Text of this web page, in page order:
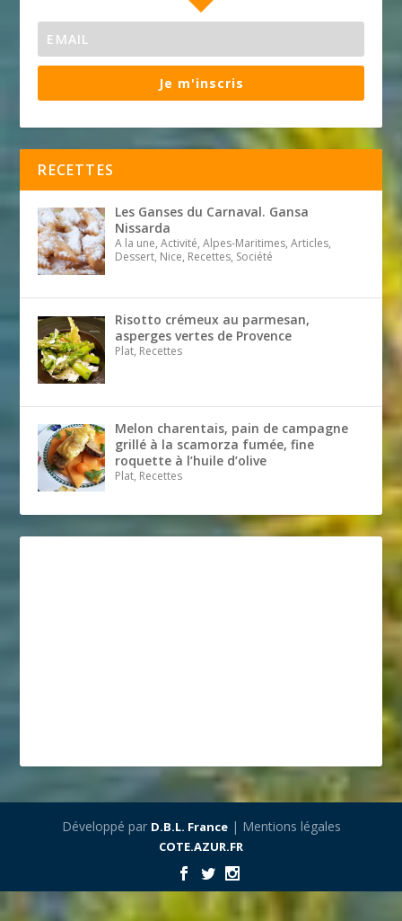
Je m'inscris
RECETTES
Les Ganses du Carnaval. Gansa
Nissarda
A la une, Activité, Alpes-Maritimes, Articles,
Dessert, Nice, Recettes, Société
Risotto crémeux au parmesan,
asperges vertes de Provence
Plat, Recettes
Melon charentais, pain de campagne
grillé à la scamorza fumée, fine
roquette à l’huile d’olive
Plat, Recettes
Développé par D.B.L. France| Mentions légales
COTE.AZUR.FR